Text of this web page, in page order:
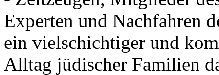
Experten und Nachfahren
ein vielschichtiger und
Alltag jüdischer Familien